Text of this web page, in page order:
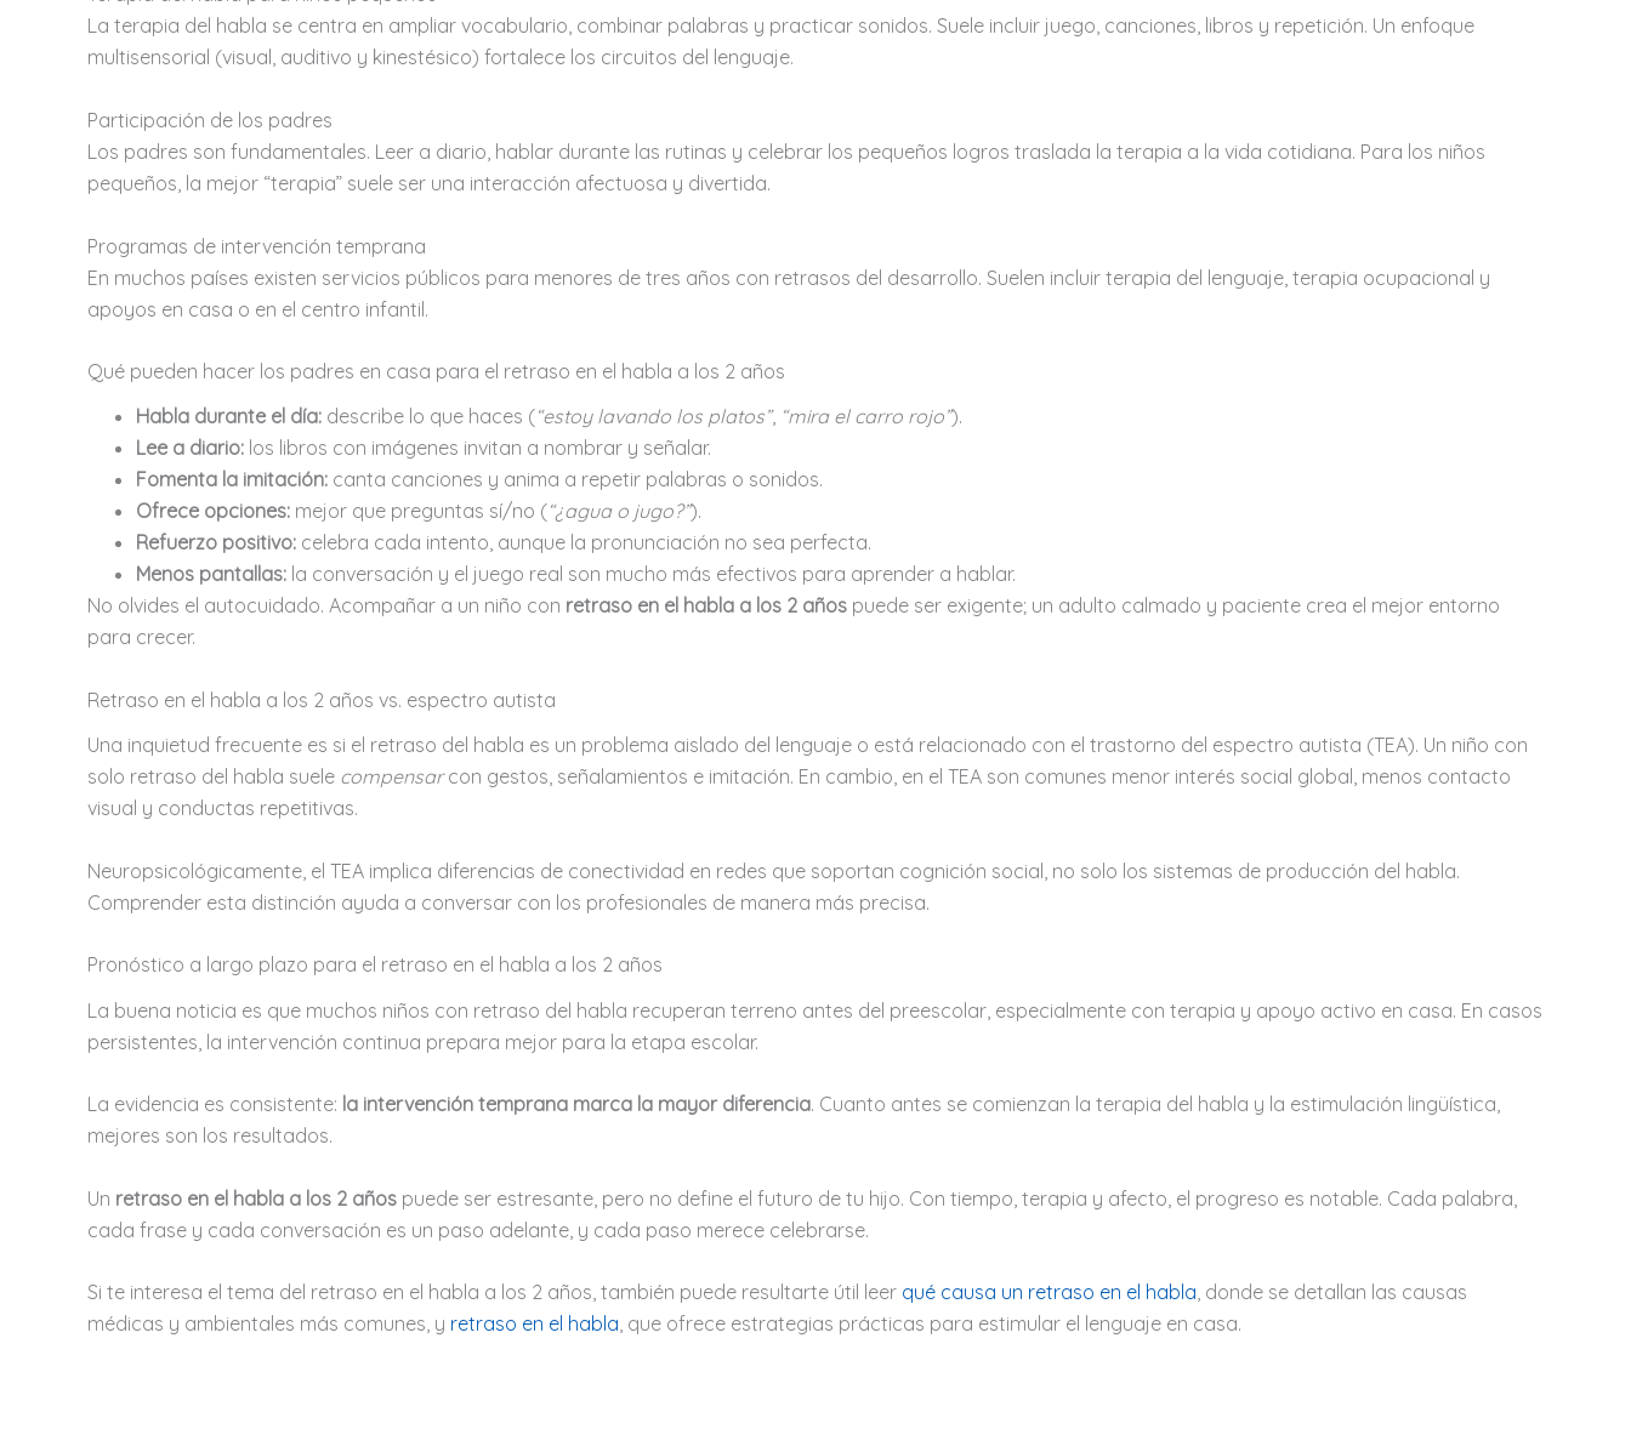
La terapia del habla se centra en ampliar vocabulario, combinar palabras y practicar sonidos. Suele incluir juego, canciones, libros y repetición. Un enfoque
multisensorial (visual, auditivo y kinestésico) fortalece los circuitos del lenguaje.
Participación de los padres
Los padres son fundamentales. Leer a diario, hablar durante las rutinas y celebrar los pequeños logros traslada la terapia a la vida cotidiana. Para los niños
pequeños, la mejor “terapia” suele ser una interacción afectuosa y divertida.
Programas de intervención temprana
En muchos países existen servicios públicos para menores de tres años con retrasos del desarrollo. Suelen incluir terapia del lenguaje, terapia ocupacional y
apoyos en casa o en el centro infantil.
Qué pueden hacer los padres en casa para el retraso en el habla a los 2 años
Habla durante el día: describe lo que haces (“estoy lavando los platos”, “mira el carro rojo”).
Lee a diario: los libros con imágenes invitan a nombrar y señalar.
Fomenta la imitación: canta canciones y anima a repetir palabras o sonidos.
Ofrece opciones: mejor que preguntas sí/no (“¿agua o jugo?”).
Refuerzo positivo: celebra cada intento, aunque la pronunciación no sea perfecta.
Menos pantallas: la conversación y el juego real son mucho más efectivos para aprender a hablar.
No olvides el autocuidado. Acompañar a un niño con retraso en el habla a los 2 años puede ser exigente; un adulto calmado y paciente crea el mejor entorno
para crecer.
Retraso en el habla a los 2 años vs. espectro autista
Una inquietud frecuente es si el retraso del habla es un problema aislado del lenguaje o está relacionado con el trastorno del espectro autista (TEA). Un niño con
solo retraso del habla suele compensarcon gestos, señalamientos e imitación. En cambio, en el TEA son comunes menor interés social global, menos contacto
visual y conductas repetitivas.
Neuropsicológicamente, el TEA implica diferencias de conectividad en redes que soportan cognición social, no solo los sistemas de producción del habla.
Comprender esta distinción ayuda a conversar con los profesionales de manera más precisa.
Pronóstico a largo plazo para el retraso en el habla a los 2 años
La buena noticia es que muchos niños con retraso del habla recuperan terreno antes del preescolar, especialmente con terapia y apoyo activo en casa. En casos
persistentes, la intervención continua prepara mejor para la etapa escolar.
La evidencia es consistente: la intervención temprana marca la mayor diferencia. Cuanto antes se comienzan la terapia del habla y la estimulación lingüística,
mejores son los resultados.
Un retraso en el habla a los 2 años puede ser estresante, pero no define el futuro de tu hijo. Con tiempo, terapia y afecto, el progreso es notable. Cada palabra,
cada frase y cada conversación es un paso adelante, y cada paso merece celebrarse.
Si te interesa el tema del retraso en el habla a los 2 años, también puede resultarte útil leer qué causa un retraso en el habla, donde se detallan las causas
médicas y ambientales más comunes, y retraso en el habla, que ofrece estrategias prácticas para estimular el lenguaje en casa.